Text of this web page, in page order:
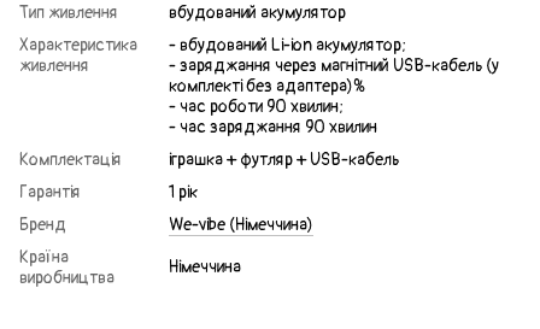
Тип живлення
вбудований акумулятор
Характеристика
живлення
- вбудований Li-ion акумулятор;
- заряджання через магнітний USB-кабель (у
комплекті без адаптера)%
- час роботи 90 хвилин;
- час заряджання 90 хвилин
Комплектація
іграшка + футляр + USB-кабель
Гарантія
1 рік
Бренд
We-vibe (Німеччина)
Країна
виробництва
Німеччина